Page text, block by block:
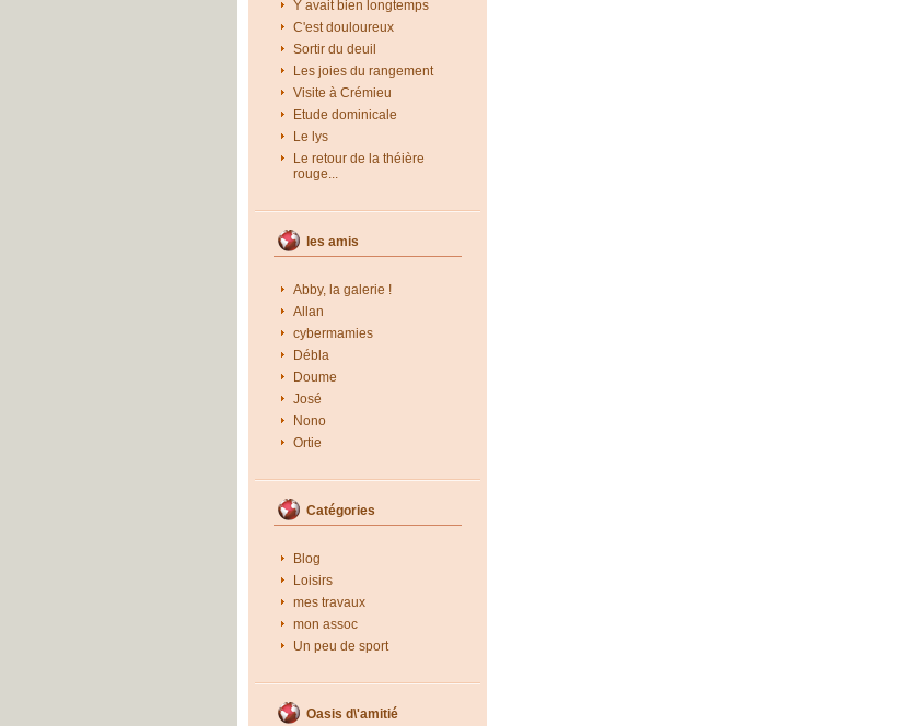
Y avait bien longtemps
C'est douloureux
Sortir du deuil
Les joies du rangement
Visite à Crémieu
Etude dominicale
Le lys
Le retour de la théière
rouge...
les amis
Abby, la galerie !
Allan
cybermamies
Débla
Doume
José
Nono
Ortie
Catégories
Blog
Loisirs
mes travaux
mon assoc
Un peu de sport
Oasis d\'amitié